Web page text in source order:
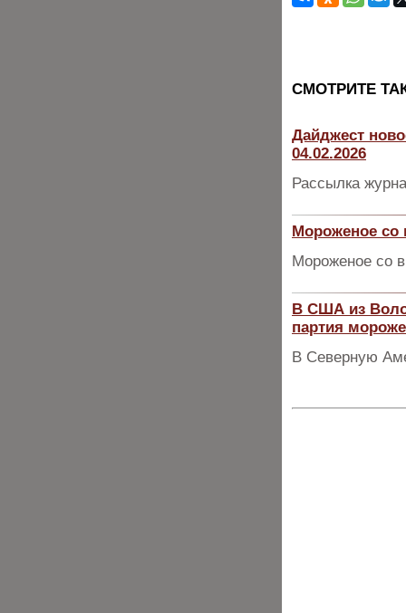
CМОТРИТЕ
Дайджест
04.02.2026
Рассылка
Мороженое со
Мороженое со
В США из
партия
В Северную